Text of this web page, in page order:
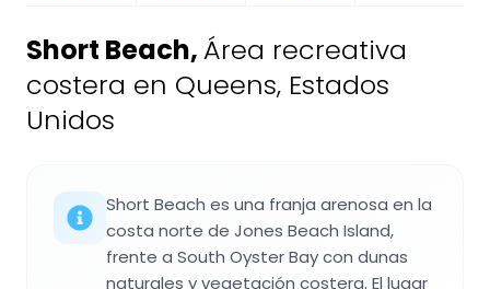
Short Beach,Área recreativa
costera en Queens, Estados
Unidos
Short Beach es una franja arenosa en la
costa norte de Jones Beach Island,
frente a South Oyster Bay con dunas
naturales y vegetación costera. El lugar